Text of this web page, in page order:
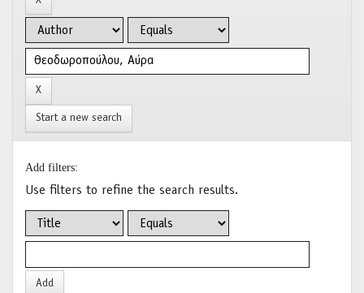
Start a new search
Add filters:
Use filters to refine the search results.